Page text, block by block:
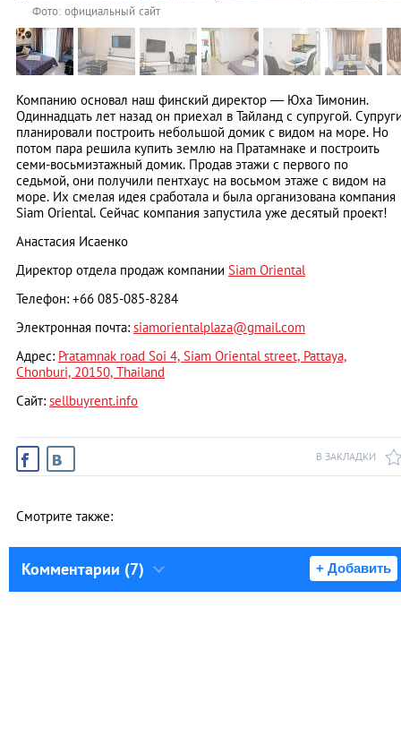
Фото: официальный сайт
Компанию основал наш финский директор — Юха Тимонин.
Одиннадцать лет назад он приехал в Тайланд с супругой.
планировали построить небольшой домик с видом на море. Но
потом пара решила купить землю на Пратамнаке и построить
семи-восьмиэтажный домик. Продав этажи с первого по
седьмой, они получили пентхаус на восьмом этаже с видом на
море. Их смелая идея сработала и была организована компания
Siam Oriental. Сейчас компания запустила уже десятый проект!
Анастасия Исаенко
Директор отдела продаж компании Siam Oriental
Телефон: +66 085-085-8284
Электронная почта: siamorientalplaza@gmail.com
Адрес: Pratamnak road Soi 4, Siam Oriental street, Pattaya,
Chonburi, 20150, Thailand
Сайт: sellbuyrent.info
В ЗАКЛАДКИ
Смотрите также:
Комментарии (7) + Добавить